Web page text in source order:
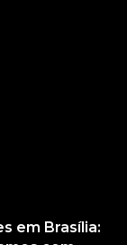
em Brasília: